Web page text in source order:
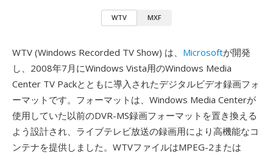
WTV MXF
WTV (Windows Recorded TV Show) は、 Microsoftが開発
し、2008年7月にWindows Vista用のWindows Media
Center TV Packとともに導入されたデジタルビデオ録画フォ
ーマットです。フォーマットは、Windows Media Centerが
使用していた以前のDVR-MS録画フォーマットを置き換える
よう設計され、ライブテレビ放送の録画用により高機能なコ
ンテナを提供しました。WTVファイルはMPEG-2または